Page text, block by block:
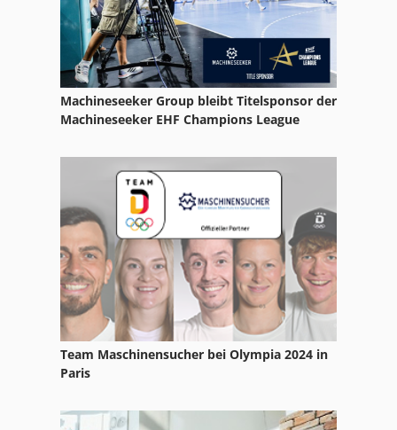
Tecno
Machineseeker Group bleibt Titelsponsor der
Machineseeker EHF Champions League
Team Maschinensucher bei Olympia 2024 in
Paris